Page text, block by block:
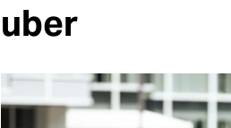
öko
gesellschaft
kultur
uber